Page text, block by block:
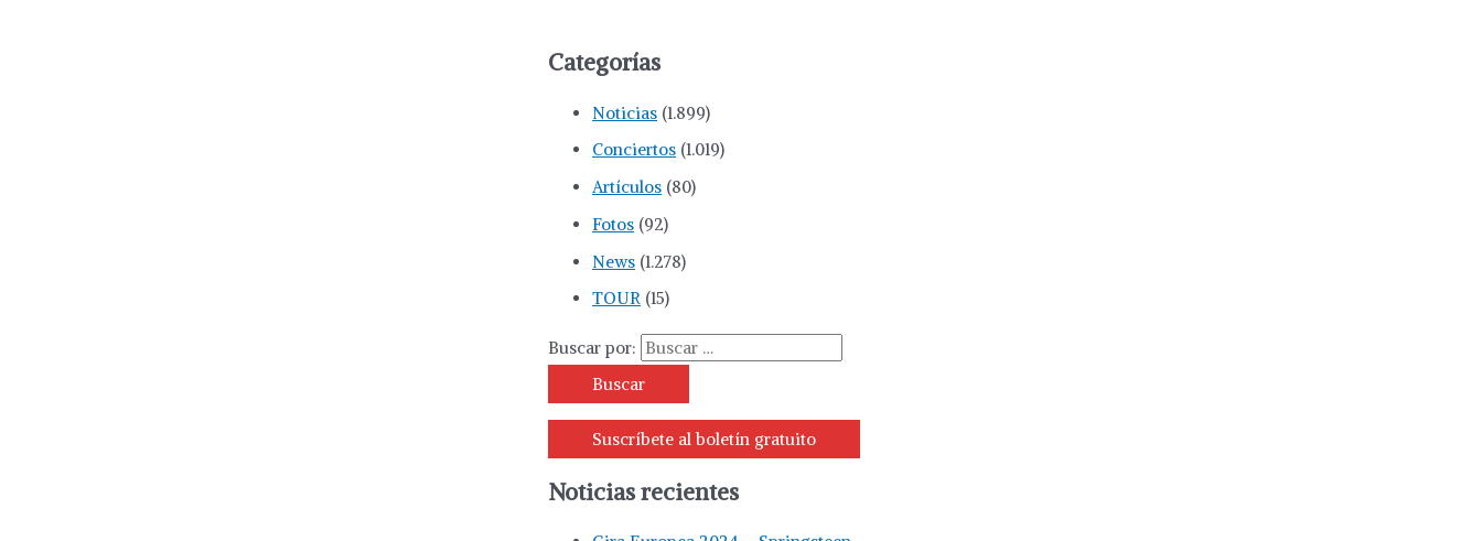
Categorías
Noticias (1.899)
Conciertos (1.019)
Artículos (80)
Fotos (92)
News (1.278)
TOUR (15)
Buscar por:
Suscríbete al boletín gratuito
Noticias recientes